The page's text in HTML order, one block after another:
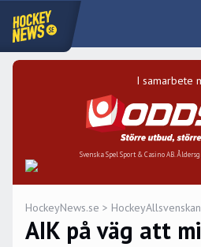
I samarbete
Svenska Spel Sport & Casino AB.
HockeyNews.se > HockeyAllsvenskan
AIK på väg att